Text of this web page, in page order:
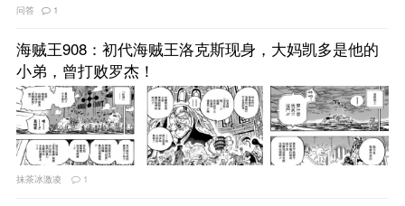
问答 1
海贼王908：初代海贼王洛克斯现身，大妈凯多是他的
小弟，曾打败罗杰！
抹茶冰激凌 1